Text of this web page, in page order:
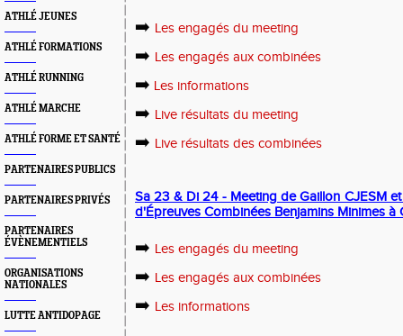
ATHLÉ JEUNES
ATHLÉ FORMATIONS
ATHLÉ RUNNING
ATHLÉ MARCHE
ATHLÉ FORME ET SANTÉ
PARTENAIRES PUBLICS
PARTENAIRES PRIVÉS
PARTENAIRES
ÉVÈNEMENTIELS
ORGANISATIONS
NATIONALES
LUTTE ANTIDOPAGE
➡️ Les engagés du meeting
➡️ Les engagés aux combinées
➡️ Les informations
➡️ Live résultats du meeting
➡️ Live résultats des combinées
Sa 23 & Di 24 - Meeting de Gaillon CJESM
d'Épreuves Combinées Benjamins Minimes à
➡️ Les engagés du meeting
➡️ Les engagés aux combinées
➡️ Les informations